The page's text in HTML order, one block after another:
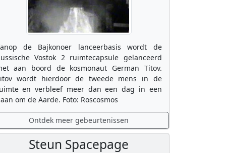
de Bajkonoer lanceerbasis wordt de
Vostok 2 ruimtecapsule gelanceerd
aan boord de kosmonaut German Titov.
wordt hierdoor de tweede mens in de
en verbleef meer dan een dag in een
om de Aarde. Foto: Roscosmos
Ontdek meer gebeurtenissen
Steun Spacepage